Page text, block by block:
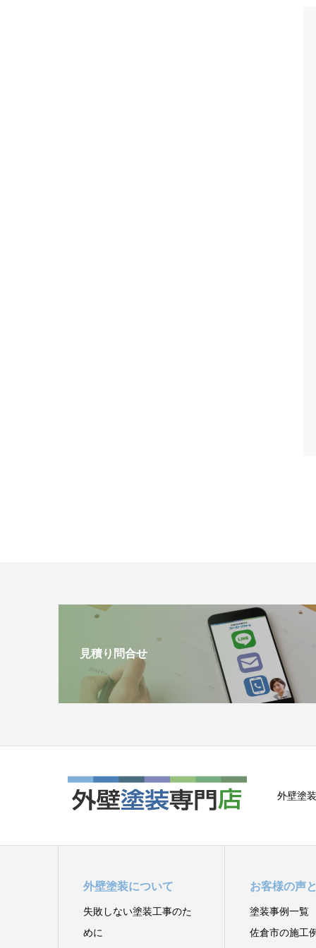
見積り問合せ
外壁塗
外壁塗装について
失敗しない塗装工事のた
めに
お客様の声
塗装事例一覧
佐倉市の施工